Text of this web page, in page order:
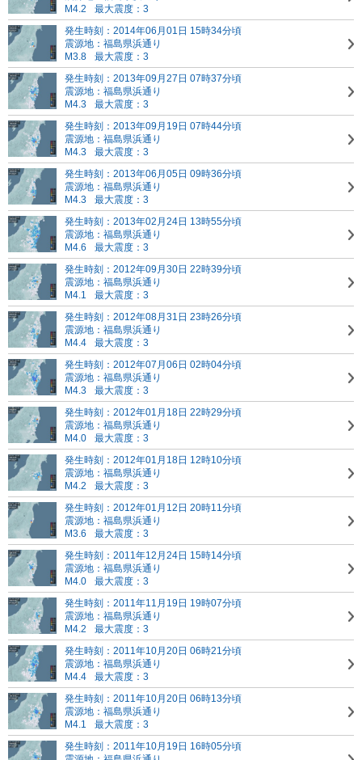
M4.2
最大震度：3
発生時刻：2014年06月01日 15時34分頃
震源地：福島県浜通り
M3.8
最大震度：3
発生時刻：2013年09月27日 07時37分頃
震源地：福島県浜通り
M4.3
最大震度：3
発生時刻：2013年09月19日 07時44分頃
震源地：福島県浜通り
M4.3
最大震度：3
発生時刻：2013年06月05日 09時36分頃
震源地：福島県浜通り
M4.3
最大震度：3
発生時刻：2013年02月24日 13時55分頃
震源地：福島県浜通り
M4.6
最大震度：3
発生時刻：2012年09月30日 22時39分頃
震源地：福島県浜通り
M4.1
最大震度：3
発生時刻：2012年08月31日 23時26分頃
震源地：福島県浜通り
M4.4
最大震度：3
発生時刻：2012年07月06日 02時04分頃
震源地：福島県浜通り
M4.3
最大震度：3
発生時刻：2012年01月18日 22時29分頃
震源地：福島県浜通り
M4.0
最大震度：3
発生時刻：2012年01月18日 12時10分頃
震源地：福島県浜通り
M4.2
最大震度：3
発生時刻：2012年01月12日 20時11分頃
震源地：福島県浜通り
M3.6
最大震度：3
発生時刻：2011年12月24日 15時14分頃
震源地：福島県浜通り
M4.0
最大震度：3
発生時刻：2011年11月19日 19時07分頃
震源地：福島県浜通り
M4.2
最大震度：3
発生時刻：2011年10月20日 06時21分頃
震源地：福島県浜通り
M4.4
最大震度：3
発生時刻：2011年10月20日 06時13分頃
震源地：福島県浜通り
M4.1
最大震度：3
発生時刻：2011年10月19日 16時05分頃